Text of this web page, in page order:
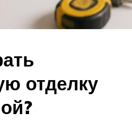
отделку